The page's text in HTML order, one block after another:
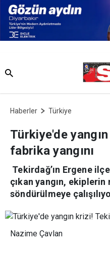
Haberler Türkiye
Türkiye'de
fabrika yangını
Tekirdağ’ın Ergene
çıkan yangın,
söndürülmeye
Nazime Çavlan